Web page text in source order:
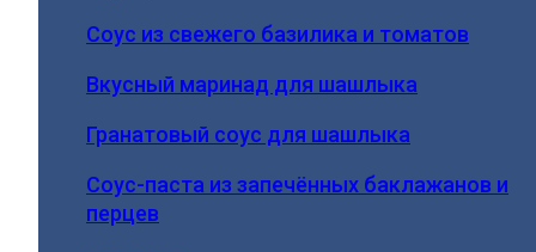
Соус из свежего базилика и томатов
Вкусный маринад для шашлыка
Гранатовый соус для шашлыка
Соус-паста из запечённых баклажанов и
перцев